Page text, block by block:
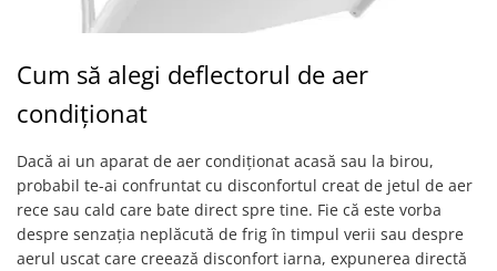
Covorase ortopedice senzoriale
Cuburi magnetice JollyHeap®
Rechizite scolare
Stickere decorative
Covorase de joaca
Ingrijire adulti
Cum să alegi deflectorul de aer
condiționat
Dacă ai un aparat de aer condiționat acasă sau la birou,
probabil te-ai confruntat cu disconfortul creat de jetul de aer
rece sau cald care bate direct spre tine. Fie că este vorba
despre senzația neplăcută de frig în timpul verii sau despre
aerul uscat care creează disconfort iarna, expunerea directă